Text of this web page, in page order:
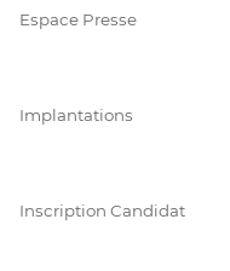
Espace Presse
Implantations
Inscription Candidat